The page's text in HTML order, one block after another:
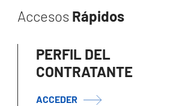
Accesos Rápidos
PERFIL DEL
CONTRATANTE
ACCEDER